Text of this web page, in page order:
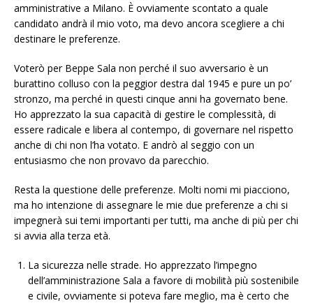
amministrative a Milano. È ovviamente scontato a quale
candidato andrà il mio voto, ma devo ancora scegliere a chi
destinare le preferenze.
Voterò per Beppe Sala non perché il suo avversario è un
burattino colluso con la peggior destra dal 1945 e pure un po’
stronzo, ma perché in questi cinque anni ha governato bene.
Ho apprezzato la sua capacità di gestire le complessità, di
essere radicale e libera al contempo, di governare nel rispetto
anche di chi non l’ha votato. E andrò al seggio con un
entusiasmo che non provavo da parecchio.
Resta la questione delle preferenze. Molti nomi mi piacciono,
ma ho intenzione di assegnare le mie due preferenze a chi si
impegnerà sui temi importanti per tutti, ma anche di più per chi
si avvia alla terza età.
La sicurezza nelle strade. Ho apprezzato l’impegno
dell’amministrazione Sala a favore di mobilità più sostenibile
e civile, ovviamente si poteva fare meglio, ma è certo che